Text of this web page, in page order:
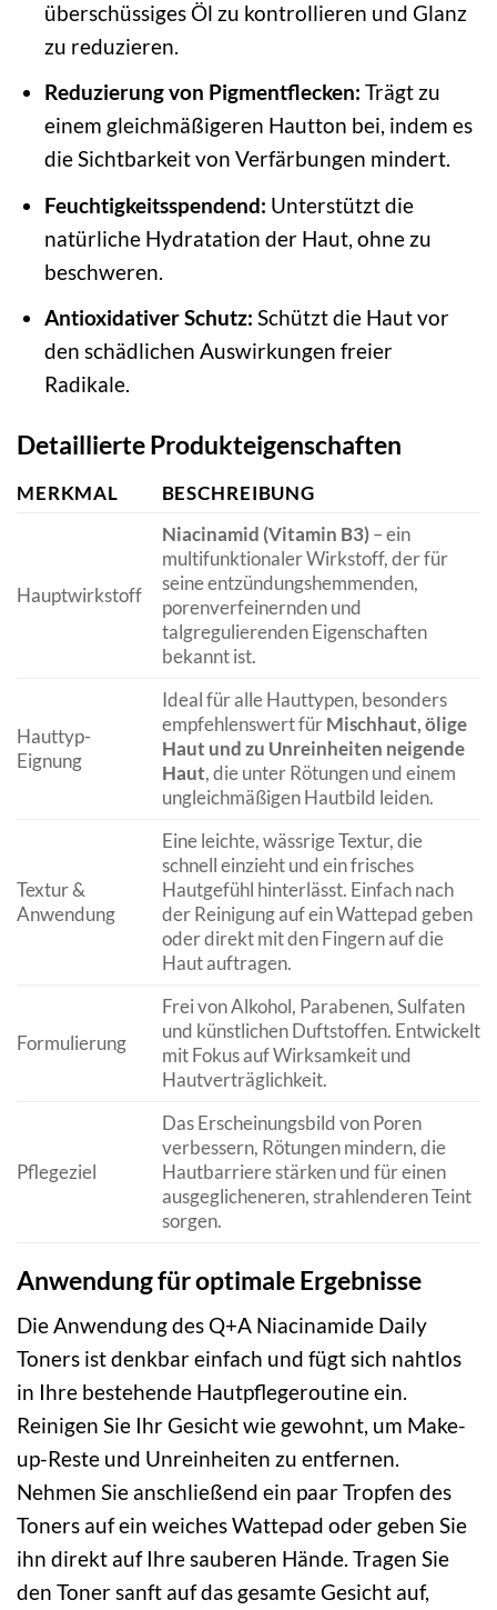
überschüssiges Öl zu kontrollieren und Glanz
zu reduzieren.
Reduzierung von Pigmentflecken: Trägt zu
einem gleichmäßigeren Hautton bei, indem es
die Sichtbarkeit von Verfärbungen mindert.
Feuchtigkeitsspendend: Unterstützt die
natürliche Hydratation der Haut, ohne zu
beschweren.
Antioxidativer Schutz: Schützt die Haut vor
den schädlichen Auswirkungen freier
Radikale.
Detaillierte Produkteigenschaften
MERKMAL BESCHREIBUNG
Hauptwirkstoff
Niacinamid (Vitamin B3)– ein
multifunktionaler Wirkstoff, der für
seine entzündungshemmenden,
porenverfeinernden und
talgregulierenden Eigenschaften
bekannt ist.
Hauttyp-
Eignung
Ideal für alle Hauttypen, besonders
empfehlenswert fürMischhaut, ölige
Haut und zu Unreinheiten neigende
Haut, die unter Rötungen und einem
ungleichmäßigen Hautbild leiden.
Textur &
Anwendung
Eine leichte, wässrige Textur, die
schnell einzieht und ein frisches
Hautgefühl hinterlässt. Einfach nach
der Reinigung auf ein Wattepad geben
oder direkt mit den Fingern auf die
Haut auftragen.
Formulierung
Frei von Alkohol, Parabenen, Sulfaten
und künstlichen Duftstoffen. Entwickelt
mit Fokus auf Wirksamkeit und
Hautverträglichkeit.
Pflegeziel
Das Erscheinungsbild von Poren
verbessern, Rötungen mindern, die
Hautbarriere stärken und für einen
ausgeglicheneren, strahlenderen Teint
sorgen.
Anwendung für optimale Ergebnisse
Die Anwendung des Q+A Niacinamide Daily
Toners ist denkbar einfach und fügt sich nahtlos
in Ihre bestehende Hautpflegeroutine ein.
Reinigen Sie Ihr Gesicht wie gewohnt, um Make-
up-Reste und Unreinheiten zu entfernen.
Nehmen Sie anschließend ein paar Tropfen des
Toners auf ein weiches Wattepad oder geben Sie
ihn direkt auf Ihre sauberen Hände. Tragen Sie
den Toner sanft auf das gesamte Gesicht auf,